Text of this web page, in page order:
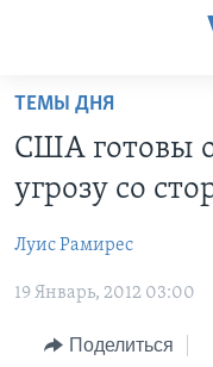
Перейти
основной
контент
Перейти
навигации
Перейти
НОВОСТИ ЗА
ИТОГИ
ПОЧЕМУ ЭТО
ПРОЕКТЫ
УЧИМ АНГЛИЙСКИЙ
НАША
А КАК В АМЕРИКЕ?
ЭКСПЕРТИЗА
ИНТЕРВЬЮ
ФАКТЫ ПРОТИВ
ТЕМЫ ДНЯ
США готовы
угрозу со
Луис Рамирес
19 Январь, 2012 03:00
Поделиться